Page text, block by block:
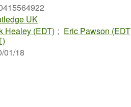
UK
Healey (EDT) ; Eric Pawson
01/18